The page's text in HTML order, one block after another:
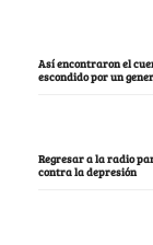
Así encontraron el
escondido por un
Regresar a la radio
contra la depresión